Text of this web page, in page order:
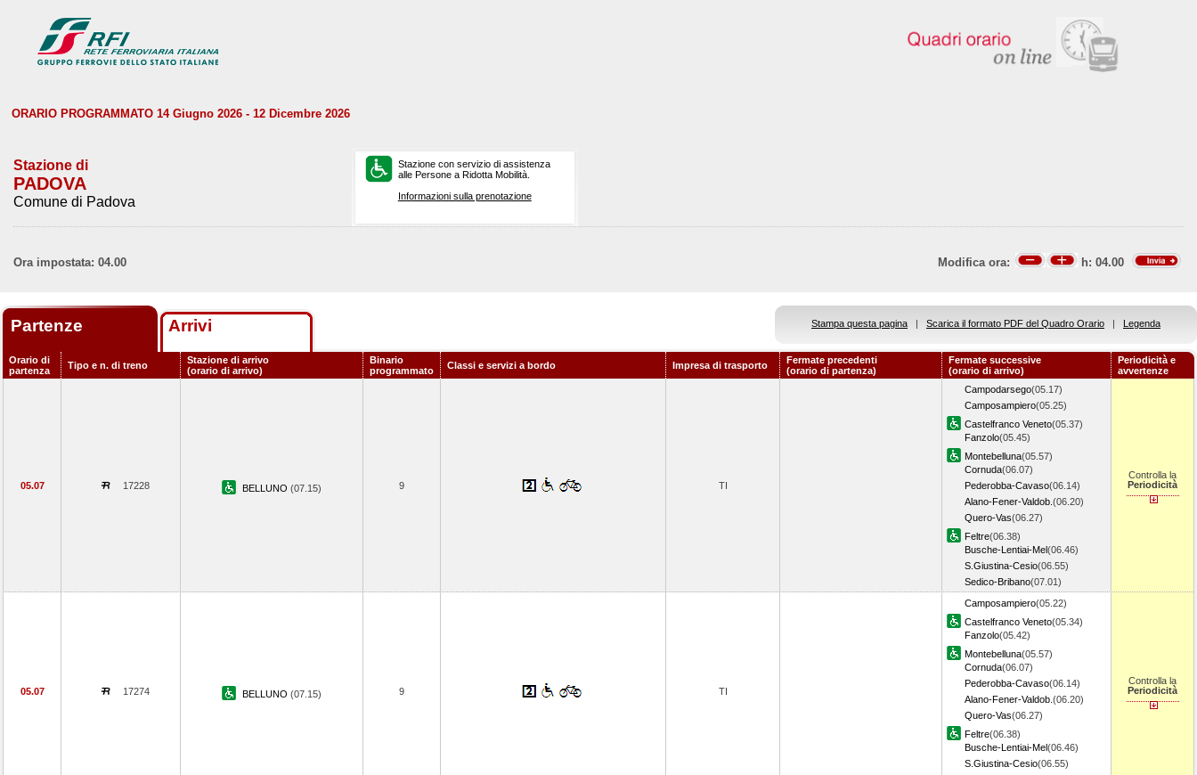
ORARIO PROGRAMMATO 14 Giugno 2026 - 12 Dicembre 2026
Stazione di
PADOVA
Comune di Padova
Stazione con servizio di assistenza
alle Persone a Ridotta Mobilità.
Informazioni sulla prenotazione
Ora impostata: 04.00 Modifica ora: h: 04.00
Partenze Arrivi Stampa questa pagina | Scarica il formato PDF del Quadro Orario | Legenda
Orario di
partenza
Tipo e n. di treno
Stazione di arrivo
(orario di arrivo)
Binario
programmato
Classi e servizi a bordo Impresa di trasporto
Fermate precedenti
(orario di partenza)
Fermate successive
(orario di arrivo)
Periodicità e
avvertenze
05.07 17228 BELLUNO (07.15) 9 TI
Campodarsego(05.17)
Camposampiero(05.25)
Castelfranco Veneto(05.37)
Fanzolo(05.45)
Montebelluna(05.57)
Cornuda(06.07)
Pederobba-Cavaso(06.14)
Alano-Fener-Valdob. (06.20)
Quero-Vas(06.27)
Feltre(06.38)
Busche-Lentiai-Mel(06.46)
S.Giustina-Cesio(06.55)
Sedico-Bribano(07.01)
Controlla la
Periodicità
05.07 17274 BELLUNO (07.15) 9 TI
Camposampiero(05.22)
Castelfranco Veneto(05.34)
Fanzolo(05.42)
Montebelluna(05.57)
Cornuda(06.07)
Pederobba-Cavaso(06.14)
Alano-Fener-Valdob. (06.20)
Quero-Vas(06.27)
Feltre(06.38)
Busche-Lentiai-Mel(06.46)
S.Giustina-Cesio(06.55)
Controlla la
Periodicità